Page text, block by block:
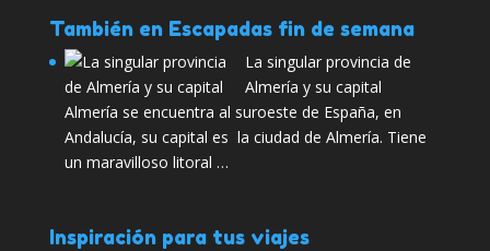
También en Escapadas fin de semana
La singular provincia de
Almería y su capital
Almería se encuentra al suroeste de España, en
Andalucía, su capital es la ciudad de Almería. Tiene
un maravilloso litoral …
Inspiración para tus viajes